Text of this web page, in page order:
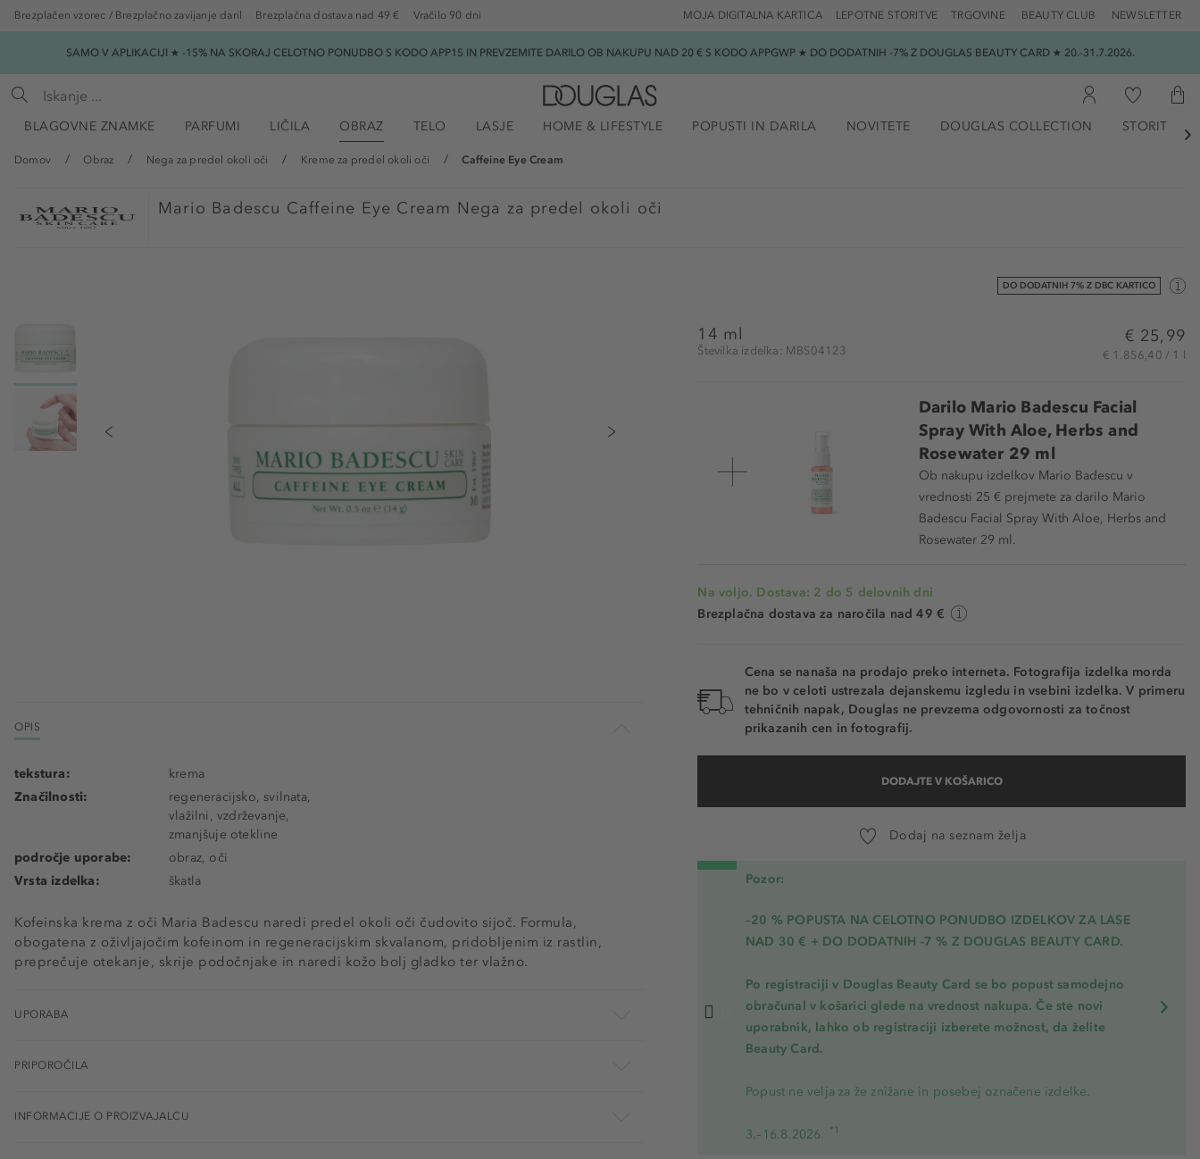
Brezplačen vzorec / Brezplačno zavijanje daril Brezplačna dostava nad 49 € Vračilo 90 dni TRGOVINE BEAUTY CLUB NEWSLETTER
LEPOTNE STORITVE
MOJA DIGITALNA KARTICA
SAMO V APLIKACIJI ★ -15% NA SKORAJ CELOTNO PONUDBO S KODO APP15 IN PREVZEMITE DARILO OB NAKUPU NAD 20 € S KODO APPGWP ★ DO DODATNIH -7% Z DOUGLAS BEAUTY CARD ★ 20.-31.7.2026.
BLAGOVNE ZNAMKE PARFUMI LIČILA OBRAZ TELO LASJE HOME & LIFESTYLE POPUSTI IN DARILA NOVITETE DOUGLAS COLLECTION STORITVE

Domov Obraz Nega za predel okoli oči Kreme za predel okoli oči Caffeine Eye Cream
Mario Badescu Caffeine Eye Cream Nega za predel okoli oči
DO DODATNIH 7% Z DBC KARTICO
14 ml
Številka izdelka: MBS04123
€ 25,99
€ 1.856,40 / 1 l
Darilo Mario Badescu Facial
Spray With Aloe, Herbs and
Rosewater 29 ml
Ob nakupu izdelkov Mario Badescu v
vrednosti 25 € prejmete za darilo Mario
Badescu Facial Spray With Aloe, Herbs and
Rosewater 29 ml.
Na voljo. Dostava: 2 do 5 delovnih dni
Brezplačna dostava za naročila nad 49 €
Cena se nanaša na prodajo preko interneta. Fotografija izdelka morda
ne bo v celoti ustrezala dejanskemu izgledu in vsebini izdelka. V primeru
tehničnih napak, Douglas ne prevzema odgovornosti za točnost
prikazanih cen in fotografij.
DODAJTE V KOŠARICO
Dodaj na seznam želja
Pozor:
–20 % POPUSTA NA CELOTNO PONUDBO IZDELKOV ZA LASE
NAD 30 € + DO DODATNIH -7 % Z DOUGLAS BEAUTY CARD.
Po registraciji v Douglas Beauty Card se bo popust samodejno
obračunal v košarici glede na vrednost nakupa. Če ste novi
uporabnik, lahko ob registraciji izberete možnost, da želite
Beauty Card.
Popust ne velja za že znižane in posebej označene izdelke.
3.–16.8.2026. *1
OPIS
Kofeinska krema z oči Maria Badescu naredi predel okoli oči čudovito sijoč. Formula,
obogatena z oživljajočim kofeinom in regeneracijskim skvalanom, pridobljenim iz rastlin,
preprečuje otekanje, skrije podočnjake in naredi kožo bolj gladko ter vlažno.
tekstura:
krema
Značilnosti:
regeneracijsko, svilnata,
vlažilni, vzdrževanje,
zmanjšuje otekline
področje uporabe:
obraz, oči
Vrsta izdelka:
škatla
UPORABA
PRIPOROČILA
INFORMACIJE O PROIZVAJALCU